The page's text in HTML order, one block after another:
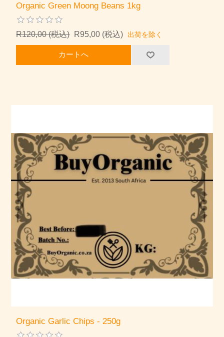
Organic Green Moong Beans 1kg
R120,00 (税込) R95,00 (税込) 出荷を除く
カートへ
Organic Garlic Chips - 250g